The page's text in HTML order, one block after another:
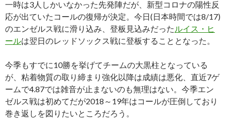
一時は3人しかいなかった先発陣だが、新型コロナの陽性反
応が出ていたコールの復帰が決定。今日(日本時間では8/17)
のエンゼルス戦に滑り込み、登板見込みだった ルイス・ヒ
ールは翌日のレッドソックス戦に登板することとなった。
今季もすでに10勝を挙げてチームの大黒柱となっている
が、粘着物質の取り締まり強化以降は成績は悪化、直近7ゲ
ームで4.87では雑音が止まないのも無理はない。今季エン
ゼルス戦は初めてだが2018～19年はコールが圧倒しており
巻き返しを図りたいところだろう。